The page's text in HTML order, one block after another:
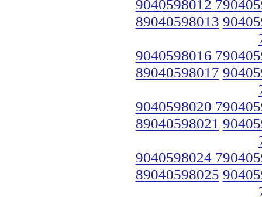
9040598012
89040598013
9040598016
89040598017
9040598020
89040598021
9040598024
89040598025